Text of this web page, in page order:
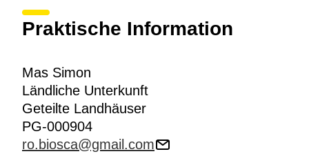
Praktische Information
Mas Simon
Ländliche Unterkunft
Geteilte Landhäuser
PG-000904
ro.biosca@gmail.com